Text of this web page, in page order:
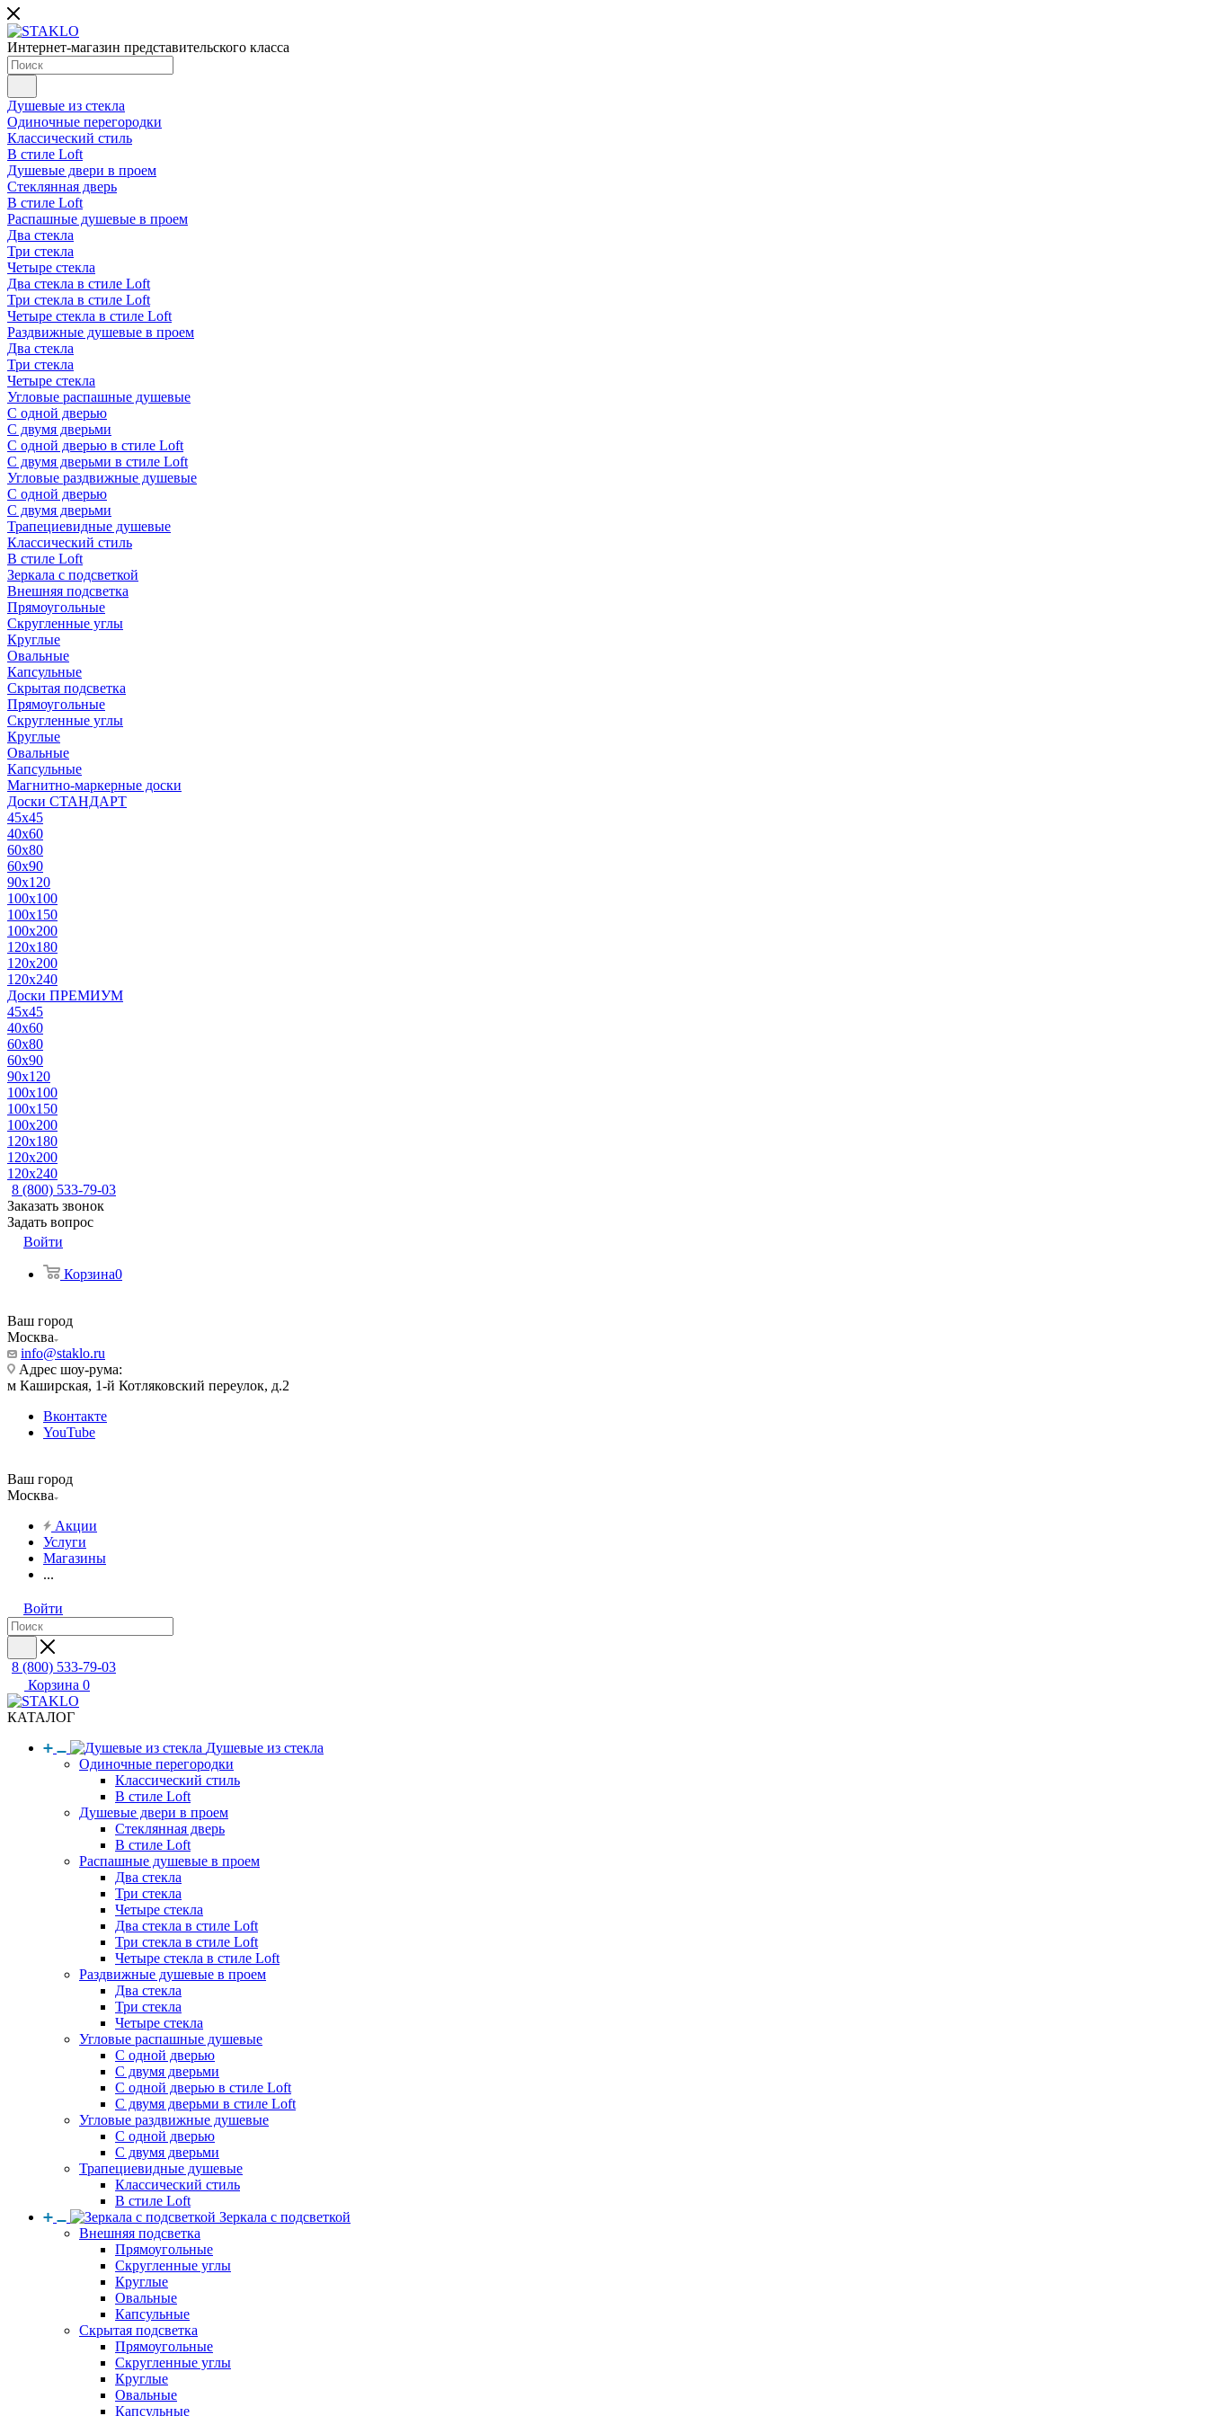
Интернет-магазин представительского класса
Душевые из стекла
Одиночные перегородки
Классический стиль
В стиле Loft
Душевые двери в проем
Стеклянная дверь
В стиле Loft
Распашные душевые в проем
Два стекла
Три стекла
Четыре стекла
Два стекла в стиле Loft
Три стекла в стиле Loft
Четыре стекла в стиле Loft
Раздвижные душевые в проем
Два стекла
Три стекла
Четыре стекла
Угловые распашные душевые
С одной дверью
С двумя дверьми
С одной дверью в стиле Loft
С двумя дверьми в стиле Loft
Угловые раздвижные душевые
С одной дверью
С двумя дверьми
Трапециевидные душевые
Классический стиль
В стиле Loft
Зеркала с подсветкой
Внешняя подсветка
Прямоугольные
Скругленные углы
Круглые
Овальные
Капсульные
Скрытая подсветка
Прямоугольные
Скругленные углы
Круглые
Овальные
Капсульные
Магнитно-маркерные доски
Доски СТАНДАРТ
45x45
40x60
60x80
60x90
90x120
100x100
100x150
100x200
120x180
120x200
120x240
Доски ПРЕМИУМ
45x45
40x60
60x80
60x90
90x120
100x100
100x150
100x200
120x180
120x200
120x240
8 (800) 533-79-03
Заказать звонок
Задать вопрос
Войти
Корзина0
Ваш город
Москва
info@staklo.ru
Адрес шоу-рума:
м Каширская, 1-й Котляковский переулок, д.2
Вконтакте
YouTube
Ваш город
Москва
Акции
Услуги
Магазины
...
Войти
8 (800) 533-79-03
Корзина 0
КАТАЛОГ
Душевые из стекла
Одиночные перегородки
Классический стиль
В стиле Loft
Душевые двери в проем
Стеклянная дверь
В стиле Loft
Распашные душевые в проем
Два стекла
Три стекла
Четыре стекла
Два стекла в стиле Loft
Три стекла в стиле Loft
Четыре стекла в стиле Loft
Раздвижные душевые в проем
Два стекла
Три стекла
Четыре стекла
Угловые распашные душевые
С одной дверью
С двумя дверьми
С одной дверью в стиле Loft
С двумя дверьми в стиле Loft
Угловые раздвижные душевые
С одной дверью
С двумя дверьми
Трапециевидные душевые
Классический стиль
В стиле Loft
Зеркала с подсветкой
Внешняя подсветка
Прямоугольные
Скругленные углы
Круглые
Овальные
Капсульные
Скрытая подсветка
Прямоугольные
Скругленные углы
Круглые
Овальные
Капсульные